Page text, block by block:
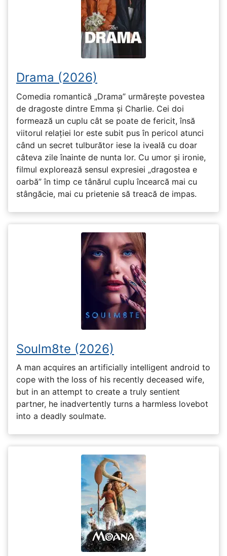
Drama (2026)
Comedia romantică „Drama” urmărește povestea
de dragoste dintre Emma și Charlie. Cei doi
formează un cuplu cât se poate de fericit, însă
viitorul relației lor este subit pus în pericol atunci
când un secret tulburător iese la iveală cu doar
câteva zile înainte de nunta lor. Cu umor și ironie,
filmul explorează sensul expresiei „dragostea e
oarbă” în timp ce tânărul cuplu încearcă mai cu
stângăcie, mai cu prietenie să treacă de impas.
Soulm8te (2026)
A man acquires an artificially intelligent android to
cope with the loss of his recently deceased wife,
but in an attempt to create a truly sentient
partner, he inadvertently turns a harmless lovebot
into a deadly soulmate.